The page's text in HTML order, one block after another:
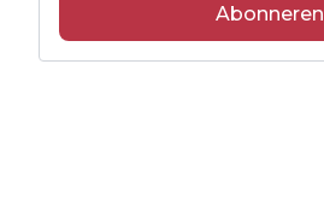
Abonneren